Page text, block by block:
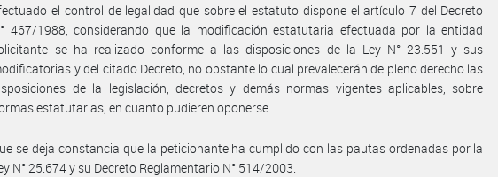
el control de legalidad que sobre el estatuto dispone el artículo 7 del Decreto
467/1988, considerando que la modificación estatutaria efectuada por la entidad
se ha realizado conforme a las disposiciones de la Ley N° 23.551 y sus
y del citado Decreto, no obstante lo cual prevalecerán de pleno derecho las
de la legislación, decretos y demás normas vigentes aplicables, sobre
estatutarias, en cuanto pudieren oponerse.
se deja constancia que la peticionante ha cumplido con las pautas ordenadas por la
N° 25.674 y su Decreto Reglamentario N° 514/2003.